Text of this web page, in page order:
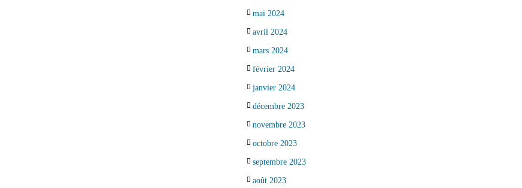
mai 2024
avril 2024
mars 2024
février 2024
janvier 2024
décembre 2023
novembre 2023
octobre 2023
septembre 2023
août 2023